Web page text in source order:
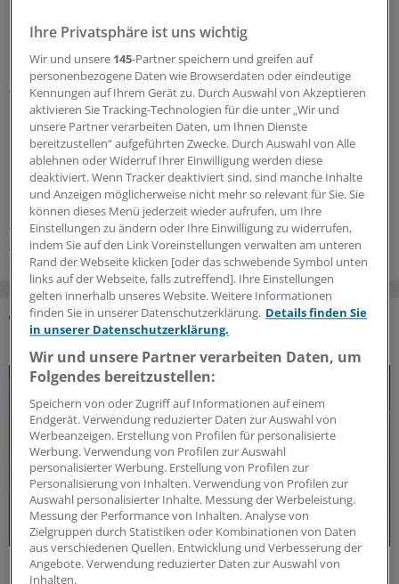
Ein „CoronaUpdate“ mit umgekehrten Vorzeichen: Über
die Frage, welche Rolle der Journalismus spielt und
spielen sollte. Und ob Medien Teil einer großen
Weltverschwörung sind.
0
Schlagworte:
EvidenzUpdate Corona Gesellschaft
Öffentlicher Gesundheitsdienst
DAS KÖNNTE SIE AUCH INTERESSIEREN
Forschungs-Update
Ihre Privatsphäre ist uns wichtig
Wir und unsere 145-Partner speichern und greifen auf
personenbezogene Daten wie Browserdaten oder eindeutige
Kennungen auf Ihrem Gerät zu. Durch Auswahl von Akzeptieren
aktivieren Sie Tracking-Technologien für die unter „Wir und
unsere Partner verarbeiten Daten, um Ihnen Dienste
bereitzustellen“ aufgeführten Zwecke. Durch Auswahl von Alle
ablehnen oder Widerruf Ihrer Einwilligung werden diese
deaktiviert. Wenn Tracker deaktiviert sind, sind manche Inhalte
und Anzeigen möglicherweise nicht mehr so relevant für Sie. Sie
können dieses Menü jederzeit wieder aufrufen, um Ihre
Einstellungen zu ändern oder Ihre Einwilligung zu widerrufen,
indem Sie auf den Link Voreinstellungen verwalten am unteren
Rand der Webseite klicken [oder das schwebende Symbol unten
links auf der Webseite, falls zutreffend]. Ihre Einstellungen
gelten innerhalb unseres Website. Weitere Informationen
finden Sie in unserer Datenschutzerklärung. Details finden Sie
in unserer Datenschutzerklärung.
Wir und unsere Partner verarbeiten Daten, um
Folgendes bereitzustellen:
Speichern von oder Zugriff auf Informationen auf einem
Endgerät. Verwendung reduzierter Daten zur Auswahl von
Werbeanzeigen. Erstellung von Profilen für personalisierte
Werbung. Verwendung von Profilen zur Auswahl
personalisierter Werbung. Erstellung von Profilen zur
Personalisierung von Inhalten. Verwendung von Profilen zur
Auswahl personalisierter Inhalte. Messung der Werbeleistung.
Messung der Performance von Inhalten. Analyse von
Zielgruppen durch Statistiken oder Kombinationen von Daten
aus verschiedenen Quellen. Entwicklung und Verbesserung der
Angebote. Verwendung reduzierter Daten zur Auswahl von
Inhalten.